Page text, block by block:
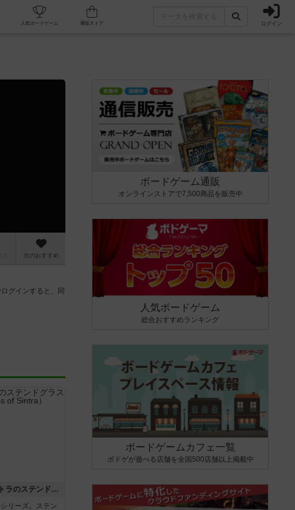
カフェ/店舗 人気ボードゲーム ログイン
次のおすすめ
グインすると、同
アズール：シントラのステンドグラス
リーズ。ステン
ボードゲーム通販
オンラインストアで7,500商品を販売中
人気ボードゲーム
総合おすすめランキング
ボードゲームカフェ一覧
ボドゲが遊べる店舗を全国500店舗以上掲載中